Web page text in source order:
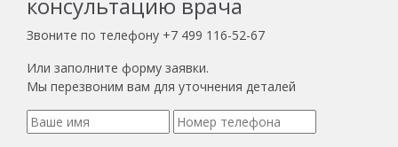
Звоните по телефону +7 499 116-52-67
Или заполните форму заявки.
Мы перезвоним вам для уточнения деталей